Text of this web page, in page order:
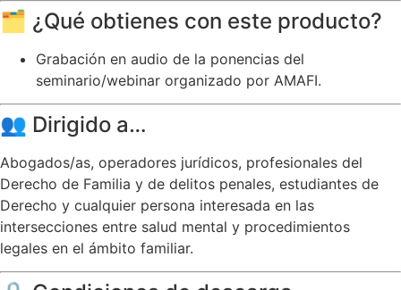
🗂️ ¿Qué obtienes con este producto?
Grabación en audio de la ponencias del
seminario/webinar organizado por AMAFI.
👥 Dirigido a…
Abogados/as, operadores jurídicos, profesionales del
Derecho de Familia y de delitos penales, estudiantes de
Derecho y cualquier persona interesada en las
intersecciones entre salud mental y procedimientos
legales en el ámbito familiar.